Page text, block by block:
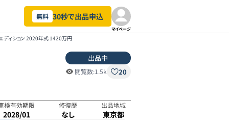
無料 30秒で出品申込
マイページ
ディション 2020年式 1420万円
出品中
閲覧数:1.5k 20
検有効期限
2028/01
修復歴
なし
出品地域
東京都